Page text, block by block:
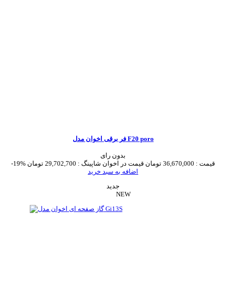
فر برقی اخوان مدل F20 poro
بدون رای
-19%
قیمت : 36,670,000 تومان قیمت در اخوان شاپینگ : 29,702,700 تومان
اضافه به سبد خرید
جدید
NEW